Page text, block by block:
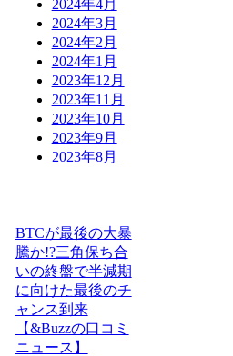
2024年4月
2024年3月
2024年2月
2024年1月
2023年12月
2023年11月
2023年10月
2023年9月
2023年8月
BTCが最後の大暴
騰か!?三角保ち合
いの終盤で半減期
に向けた最後のチ
ャンス到来
【&Buzzの口コミ
ニュース】